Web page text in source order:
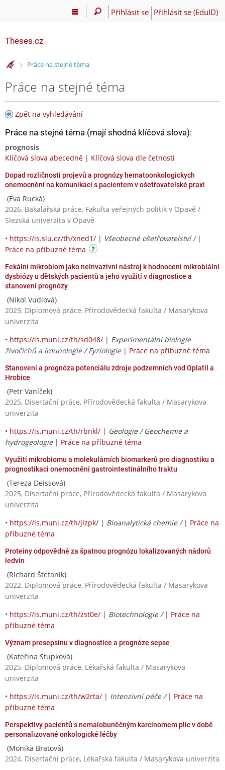
Přihlásit se Přihlásit se (EduID)
Theses.cz
>Práce na stejné téma
Práce na stejné téma
Zpět na vyhledávání
Práce na stejné téma (mají shodná klíčová slova):
prognosis
Klíčová slova abecedně | Klíčová slova dle četnosti
Dopad rozličnosti projevů a prognózy hematoonkologickych
onemocnění na komunikaci s pacientem v ošetřovatelské praxi
(Eva Rucká)
2026, Bakalářská práce, Fakulta veřejných politik v Opavě /
Slezská univerzita v Opavě
• https://is.slu.cz/th/xned1/ | Všeobecné ošetřovatelství / |
Práce na příbuzné téma
Fekální mikrobiom jako neinvazivní nástroj k hodnocení mikrobiální
dysbiózy u dětských pacientů a jeho využití v diagnostice a
stanovení prognózy
(Nikol Vudiová)
2025, Diplomová práce, Přírodovědecká fakulta / Masarykova
univerzita
• https://is.muni.cz/th/sd048/ | Experimentální biologie
živočichů a imunologie / Fyziologie| Práce na příbuzné téma
Stanovení a prognóza potenciálu zdroje podzemních vod Oplatil a
Hrobice
(Petr Vaníček)
2025, Disertační práce, Přírodovědecká fakulta / Masarykova
univerzita
• https://is.muni.cz/th/rbnkl/ | Geologie / Geochemie a
hydrogeologie| Práce na příbuzné téma
Využití mikrobiomu a molekulárních biomarkerů pro diagnostiku a
prognostikaci onemocnění gastrointestinálního traktu
(Tereza Deissová)
2025, Disertační práce, Přírodovědecká fakulta / Masarykova
univerzita
• https://is.muni.cz/th/jlzpk/ | Bioanalytická chemie / | Práce na
příbuzné téma
Proteiny odpovědné za špatnou prognózu lokalizovaných nádorů
ledvin
(Richard Štefaník)
2022, Diplomová práce, Přírodovědecká fakulta / Masarykova
univerzita
• https://is.muni.cz/th/zst0e/ | Biotechnologie / | Práce na
příbuzné téma
Význam presepsinu v diagnostice a prognóze sepse
(Kateřina Stupková)
2025, Diplomová práce, Lékařská fakulta / Masarykova
univerzita
• https://is.muni.cz/th/w2rta/ | Intenzivní péče / | Práce na
příbuzné téma
Perspektivy pacientů s nemalobuněčným karcinomem plic v době
personalizované onkologické léčby
(Monika Bratová)
2024, Disertační práce, Lékařská fakulta / Masarykova univerzita